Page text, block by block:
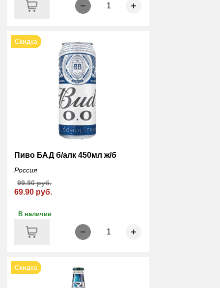
1
Скидка
Пиво БАД б/алк 450мл ж/б
Россия
69.90 руб.
99.90 руб.
В наличии
1
Скидка